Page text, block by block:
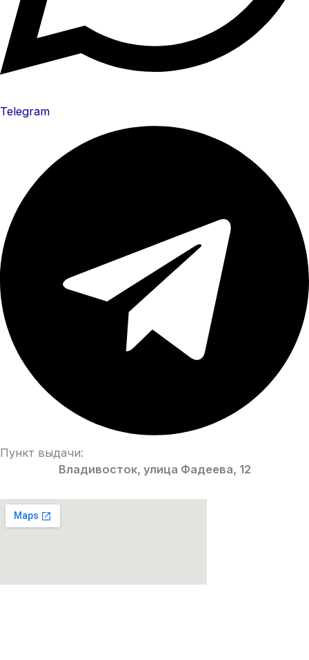
Telegram
Пункт выдачи:
Владивосток, улица Фадеева, 12